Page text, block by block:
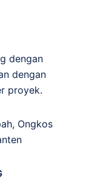
dengan
dengan
proyek.
, Ongkos